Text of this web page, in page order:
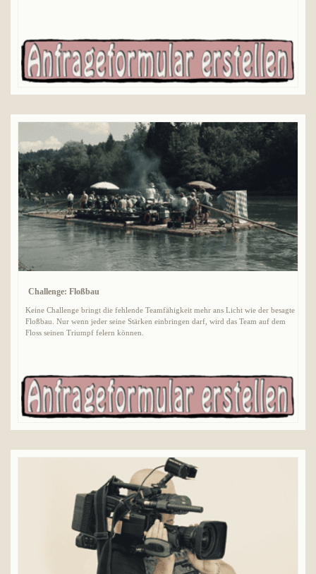
Challenge: Floßbau
Keine Challenge bringt die fehlende Teamfähigkeit mehr ans Licht wie der besagte
Floßbau. Nur wenn jeder seine Stärken einbringen darf, wird das Team auf dem
Floss seinen Triumpf felern können.